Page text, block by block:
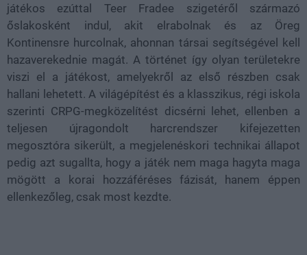
játékos ezúttal Teer Fradee szigetéről származó
őslakosként indul, akit elrabolnak és az Öreg
Kontinensre hurcolnak, ahonnan társai segítségével kell
hazaverekednie magát. A történet így olyan területekre
viszi el a játékost, amelyekről az első részben csak
hallani lehetett. A világépítést és a klasszikus, régi iskola
szerinti CRPG-megközelítést dicsérni lehet, ellenben a
teljesen újragondolt harcrendszer kifejezetten
megosztóra sikerült, a megjelenéskori technikai állapot
pedig azt sugallta, hogy a játék nem maga hagyta maga
mögött a korai hozzáféréses fázisát, hanem éppen
ellenkezőleg, csak most kezdte.